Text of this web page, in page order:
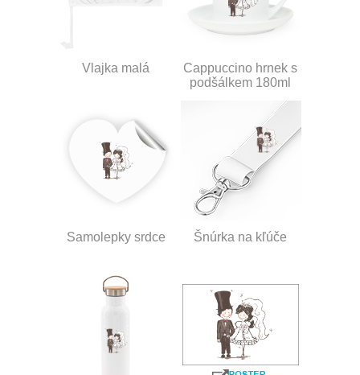
Vlajka malá
Cappuccino hrnek s
podšálkem 180ml
Samolepky srdce Šnúrka na kľúče